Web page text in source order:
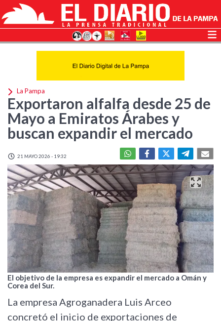
La Pampa
Exportaron alfalfa desde 25 de
Mayo a Emiratos Árabes y
buscan expandir el mercado
21 MAYO 2026 - 19:32
El objetivo de la empresa es expandir el mercado a Omán y
Corea del Sur.
La empresa Agroganadera Luis Arceo
concretó el inicio de exportaciones de